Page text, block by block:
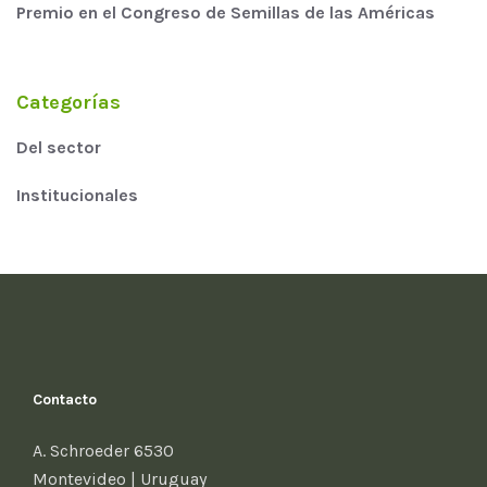
Premio en el Congreso de Semillas de las Américas
Categorías
Del sector
Institucionales
Contacto
A. Schroeder 6530
Montevideo | Uruguay